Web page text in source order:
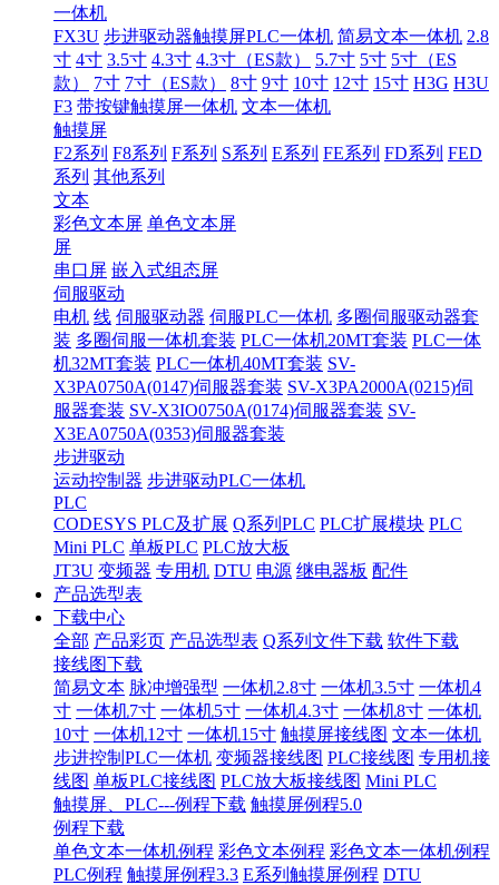
一体机
FX3U 步进驱动器触摸屏PLC一体机 简易文本一体机 2.8
寸 4寸 3.5寸 4.3寸 4.3寸（ES款） 5.7寸 5寸 5寸（ES
款）
7寸 7寸（ES款） 8寸 9寸 10寸 12寸 15寸 H3G H3U
F3 带按键触摸屏一体机 文本一体机
触摸屏
F2系列 F8系列 F系列 S系列 E系列 FE系列 FD系列 FED
系列 其他系列
文本
彩色文本屏 单色文本屏
屏
串口屏 嵌入式组态屏
伺服驱动
电机 线 伺服驱动器 伺服PLC一体机 多圈伺服驱动器套
装 多圈伺服一体机套装 PLC一体机20MT套装 PLC一体
机32MT套装 PLC一体机40MT套装 SV-
X3PA0750A(0147)伺服器套装 SV-X3PA2000A(0215)伺
服器套装 SV-X3IO0750A(0174)伺服器套装 SV-
X3EA0750A(0353)伺服器套装
步进驱动
运动控制器 步进驱动PLC一体机
PLC
CODESYS PLC及扩展 Q系列PLC PLC扩展模块 PLC
Mini PLC 单板PLC PLC放大板
JT3U 变频器 专用机 DTU 电源 继电器板 配件
产品选型表
下载中心
全部 产品彩页 产品选型表 Q系列文件下载 软件下载
接线图下载
简易文本 脉冲增强型 一体机2.8寸 一体机3.5寸 一体机4
寸 一体机7寸 一体机5寸 一体机4.3寸 一体机8寸 一体机
10寸 一体机12寸 一体机15寸 触摸屏接线图 文本一体机
步进控制PLC一体机 变频器接线图 PLC接线图 专用机接
线图 单板PLC接线图 PLC放大板接线图 Mini PLC
触摸屏、PLC---例程下载 触摸屏例程5.0
例程下载
单色文本一体机例程 彩色文本例程 彩色文本一体机例程
PLC例程 触摸屏例程3.3 E系列触摸屏例程 DTU